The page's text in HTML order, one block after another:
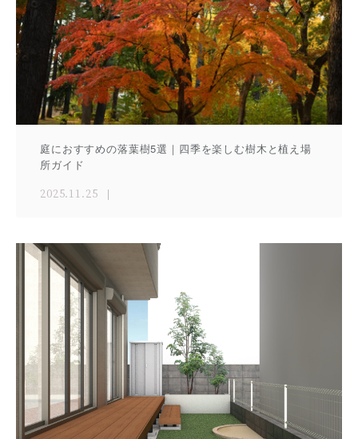
庭におすすめの落葉樹5選｜四季を楽しむ樹木と植え場
所ガイド
2025.11.25